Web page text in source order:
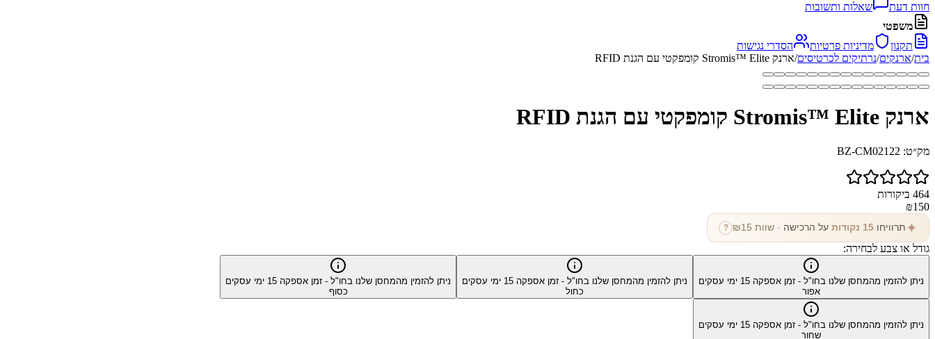
חוות דעת
שאלות ותשובות
משפטי
תקנון
מדיניות פרטיות
הסדרי נגישות
בית/ארנקים/נרתיקים לכרטיסים/ארנק Stromis™ Elite קומפקטי עם הגנת RFID
ארנק Stromis™ Elite קומפקטי עם הגנת RFID
מק״ט: BZ-CM02122
464 ביקורות
₪150
✦ תרוויחו 15 נקודות על הרכישה · שוות ₪ 15
?
גודל או צבע לבחירה:
ניתן להזמין מהמחסן שלנו בחו"ל - זמן אספקה 15 ימי עסקים
אפור
ניתן להזמין מהמחסן שלנו בחו"ל - זמן אספקה 15 ימי עסקים
כחול
ניתן להזמין מהמחסן שלנו בחו"ל - זמן אספקה 15 ימי עסקים
כסוף
ניתן להזמין מהמחסן שלנו בחו"ל - זמן אספקה 15 ימי עסקים
שחור